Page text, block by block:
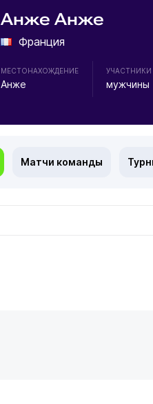
Анже Анже
Франция
МЕСТОНАХОЖДЕНИЕ
Анже
УЧАСТНИКИ
мужчины
Матчи команды